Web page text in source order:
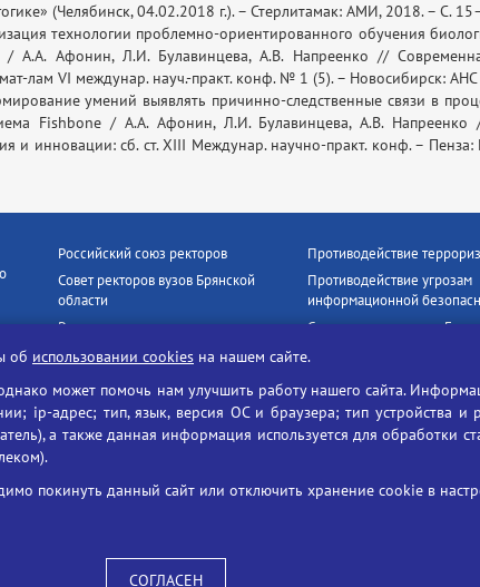
(Челябинск, 04.02.2018 г.). – Стерлитамак: АМИ, 2018. – С.
технологии проблемно-ориентированного обучения
/ А.А. Афонин, Л.И. Булавинцева, А.В. Напреенко //
лам VI междунар. науч.-практ. конф. № 1 (5). – Новосибирск:
умений выявлять причинно-следственные связи в
Fishbone / А.А. Афонин, Л.И. Булавинцева, А.В. Напреенко
и инновации: сб. ст. XIII Междунар. научно-практ. конф. –
Российский союз ректоров
Совет ректоров вузов Брянской
области
Росстудцентр
Наши партнёры
Портал «Русский язык»
Учительская газета
Единый портал государственных
Противодействие
Противодействие угрозам
информационной
Социальные ролики -
БГУ против наркотиков
об использовании cookies на нашем сайте.
может помочь нам улучшить работу нашего сайта.
ip-адрес; тип, язык, версия ОС и браузера; тип устройства и
а также данная информация используется для обработки
покинуть данный сайт или отключить хранение cookie в
СОГЛАСЕН